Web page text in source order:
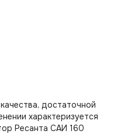
достаточной
характеризуется
Ресанта САИ 160